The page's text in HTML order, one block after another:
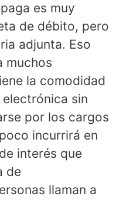
es muy
de débito, pero
adjunta. Eso
muchos
la comodidad
sin
por los cargos
incurrirá en
interés que
de
llaman a